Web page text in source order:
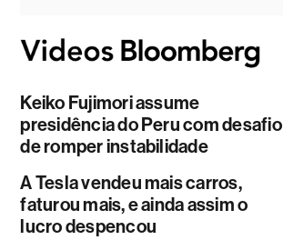
Keiko Fujimori assume
presidência do Peru com desafio
de romper instabilidade
A Tesla vendeu mais carros,
faturou mais, e ainda assim o
lucro despencou